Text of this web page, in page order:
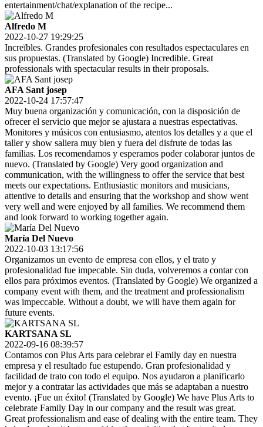
entertainment/chat/explanation of the recipe...
Alfredo M
2022-10-27 19:29:25
Increïbles. Grandes profesionales con resultados espectaculares en
sus propuestas. (Translated by Google) Incredible. Great
professionals with spectacular results in their proposals.
AFA Sant josep
2022-10-24 17:57:47
Muy buena organización y comunicación, con la disposición de
ofrecer el servicio que mejor se ajustara a nuestras espectativas.
Monitores y músicos con entusiasmo, atentos los detalles y a que el
taller y show saliera muy bien y fuera del disfrute de todas las
familias. Los recomendamos y esperamos poder colaborar juntos de
nuevo. (Translated by Google) Very good organization and
communication, with the willingness to offer the service that best
meets our expectations. Enthusiastic monitors and musicians,
attentive to details and ensuring that the workshop and show went
very well and were enjoyed by all families. We recommend them
and look forward to working together again.
María Del Nuevo
2022-10-03 13:17:56
Organizamos un evento de empresa con ellos, y el trato y
profesionalidad fue impecable. Sin duda, volveremos a contar con
ellos para próximos eventos. (Translated by Google) We organized a
company event with them, and the treatment and professionalism
was impeccable. Without a doubt, we will have them again for
future events.
KARTSANA SL
2022-09-16 08:39:57
Contamos con Plus Arts para celebrar el Family day en nuestra
empresa y el resultado fue estupendo. Gran profesionalidad y
facilidad de trato con todo el equipo. Nos ayudaron a planificarlo
mejor y a contratar las actividades que más se adaptaban a nuestro
evento. ¡Fue un éxito! (Translated by Google) We have Plus Arts to
celebrate Family Day in our company and the result was great.
Great professionalism and ease of dealing with the entire team. They